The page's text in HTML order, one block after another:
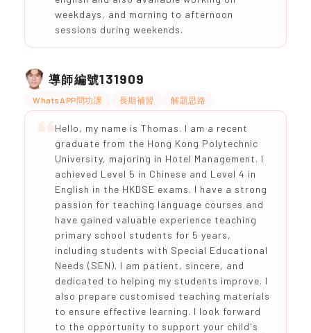
weekdays, and morning to afternoon
sessions during weekends.
導師編號131909
WhatsAPP問功課 長期補習 解題思路
Hello, my name is Thomas. I am a recent
graduate from the Hong Kong Polytechnic
University, majoring in Hotel Management. I
achieved Level 5 in Chinese and Level 4 in
English in the HKDSE exams. I have a strong
passion for teaching language courses and
have gained valuable experience teaching
primary school students for 5 years,
including students with Special Educational
Needs (SEN). I am patient, sincere, and
dedicated to helping my students improve. I
also prepare customised teaching materials
to ensure effective learning. I look forward
to the opportunity to support your child's